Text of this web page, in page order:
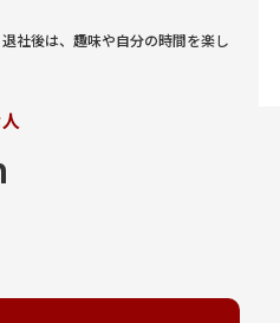
社後は、趣味や自分の時間を楽し